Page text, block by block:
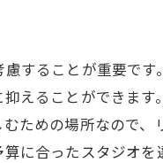
音楽とおもちゃ
す方法
ーにする工夫
することが重要で
えることができま
ための場所なので
に合ったスタジオ